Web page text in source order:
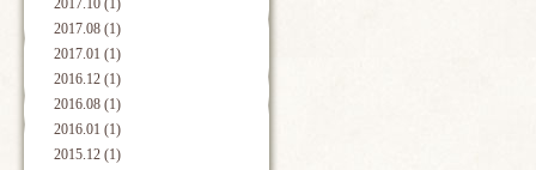
2017.10 (1)
2017.08 (1)
2017.01 (1)
2016.12 (1)
2016.08 (1)
2016.01 (1)
2015.12 (1)